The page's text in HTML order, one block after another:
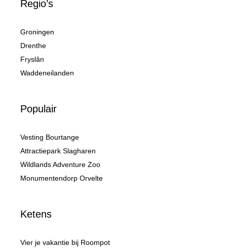
Regio’s
Groningen
Drenthe
Fryslân
Waddeneilanden
Populair
Vesting Bourtange
Attractiepark Slagharen
Wildlands Adventure Zoo
Monumentendorp Orvelte
Ketens
Vier je vakantie bij Roompot